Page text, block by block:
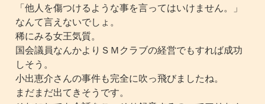
「他人を傷つけるような事を言ってはいけません。」
なんて言えないでしょ。
稀にみる女王気質。
国会議員なんかよりＳＭクラブの経営でもすれば成功
しそう。
小出恵介さんの事件も完全に吹っ飛びましたね。
まだまだ出てきそうです。